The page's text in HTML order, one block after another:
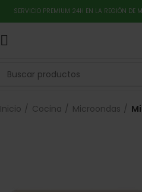
SERVICIO PREMIUM 24H EN LA REGIÓN DE
Inicio Cocina Microondas